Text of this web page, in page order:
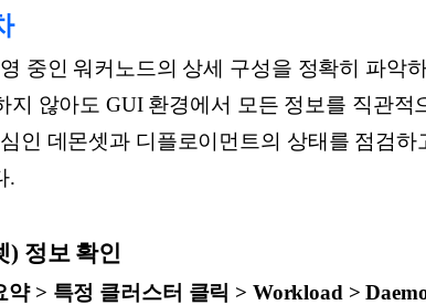
중인 워커노드의 상세 구성을 정확히 파악
않아도 GUI 환경에서 모든 정보를 직관적
인 데몬셋과 디플로이먼트의 상태를 점검
.
) 정보 확인
> 특정 클러스터 클릭 > Workload >